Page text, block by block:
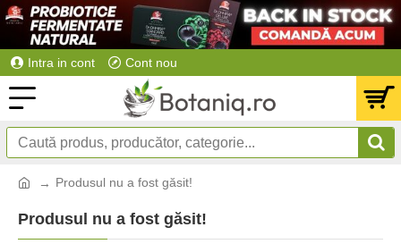
Intra in cont Cont nou
Produsul nu a fost găsit!
Produsul nu a fost găsit!